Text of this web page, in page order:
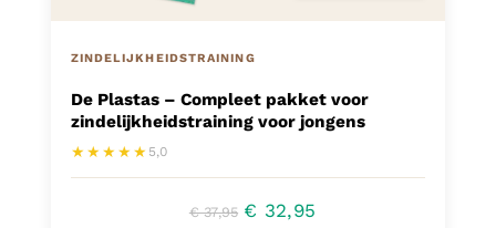
ZINDELIJKHEIDSTRAINING
De Plastas – Compleet pakket voor
zindelijkheidstraining voor jongens
★★★★★ 5,0
€37,95 Oorspronkelijke
€ 32,95